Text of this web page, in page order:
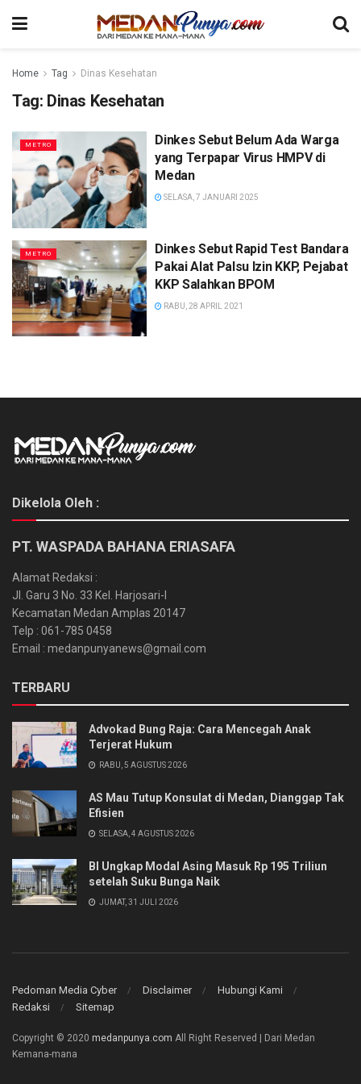
Home Tag Dinas Kesehatan
Tag: Dinas Kesehatan
METRO
Dinkes Sebut Belum Ada Warga
yang Terpapar Virus HMPV di
Medan
SELASA, 7 JANUARI 2025
METRO
Dinkes Sebut Rapid Test Bandara
Pakai Alat Palsu Izin KKP, Pejabat
KKP Salahkan BPOM
RABU, 28 APRIL 2021
Dikelola Oleh :
PT. WASPADA BAHANA ERIASAFA
Alamat Redaksi :
Jl. Garu 3 No. 33 Kel. Harjosari-I
Kecamatan Medan Amplas 20147
Telp : 061-785 0458
Email : medanpunyanews@gmail.com
TERBARU
Advokad Bung Raja: Cara Mencegah Anak
Terjerat Hukum
RABU, 5 AGUSTUS 2026
AS Mau Tutup Konsulat di Medan, Dianggap Tak
Efisien
SELASA, 4 AGUSTUS 2026
BI Ungkap Modal Asing Masuk Rp 195 Triliun
setelah Suku Bunga Naik
JUMAT, 31 JULI 2026
Pedoman Media Cyber Disclaimer
Hubungi Kami
Redaksi
Sitemap
Copyright © 2020 medanpunya.com All Right Reserved | Dari Medan
Kemana-mana